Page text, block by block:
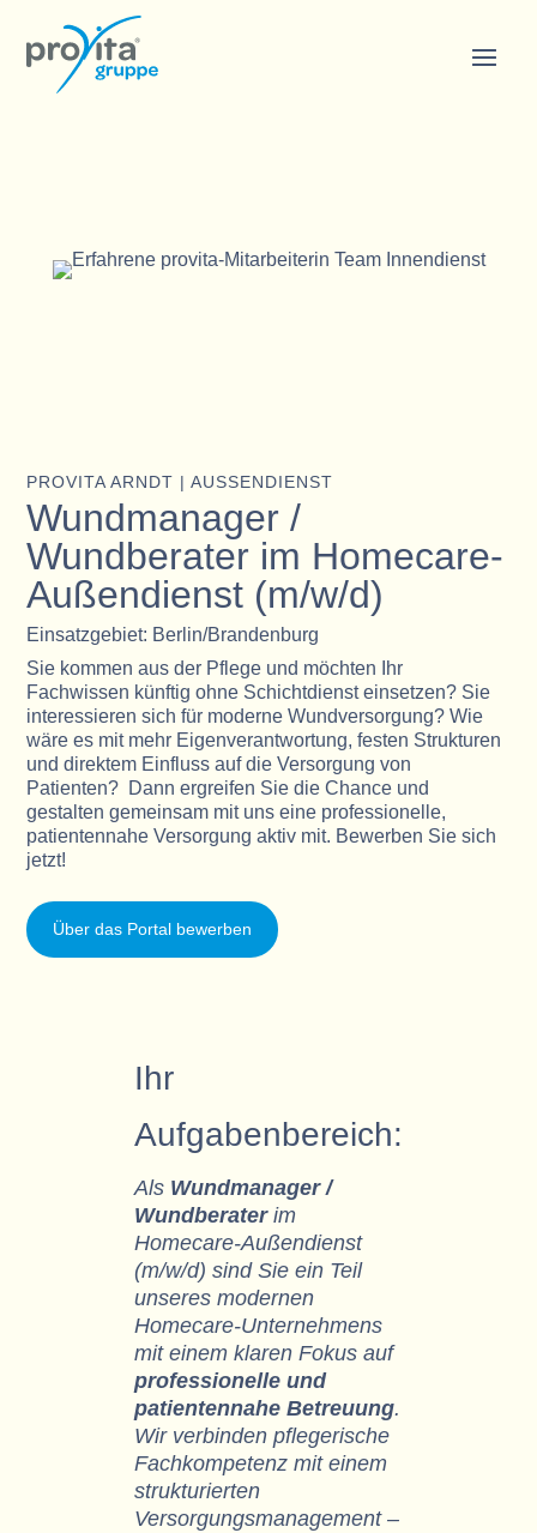
PROVITA ARNDT | AUSSENDIENST
Wundmanager /
Wundberater im Homecare-
Außendienst (m/w/d)
Einsatzgebiet: Berlin/Brandenburg
Sie kommen aus der Pflege und möchten Ihr
Fachwissen künftig ohne Schichtdienst einsetzen? Sie
interessieren sich für moderne Wundversorgung? Wie
wäre es mit mehr Eigenverantwortung, festen Strukturen
und direktem Einfluss auf die Versorgung von
Patienten? Dann ergreifen Sie die Chance und
gestalten gemeinsam mit uns eine professionelle,
patientennahe Versorgung aktiv mit. Bewerben Sie sich
jetzt!
Über das Portal bewerben
Ihr
Aufgabenbereich:
Als Wundmanager /
Wundberater im
Homecare-Außendienst
(m/w/d) sind Sie ein Teil
unseres modernen
Homecare-Unternehmens
mit einem klaren Fokus auf
professionelle und
patientennahe Betreuung.
Wir verbinden pflegerische
Fachkompetenz mit einem
strukturierten
Versorgungsmanagement –